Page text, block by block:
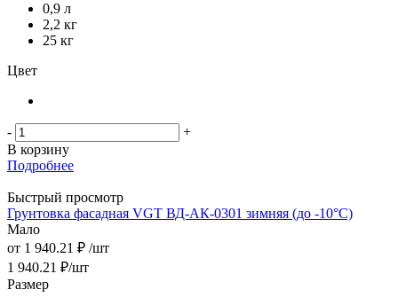
0,9 л
2,2 кг
25 кг
Цвет
-
+
В корзину
Подробнее
Быстрый просмотр
Грунтовка фасадная VGT ВД-АК-0301 зимняя (до -10°С)
Мало
от 1 940.21 ₽ /шт
1 940.21 ₽/шт
Размер